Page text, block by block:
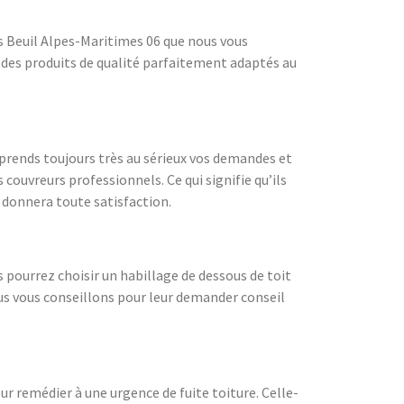
Alpes-Maritimes 06 que nous vous
produits de qualité parfaitement adaptés au
toujours très au sérieux vos demandes et
professionnels. Ce qui signifie qu’ils
toute satisfaction.
choisir un habillage de dessous de toit
vous conseillons pour leur demander conseil
remédier à une urgence de fuite toiture. Celle-